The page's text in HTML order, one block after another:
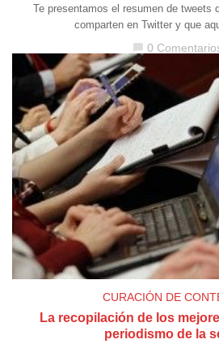
Te presentamos el resumen de tweets
comparten en Twitter y que
chat_bubble 0
CURACIÓN DE
La recopilación de los
periodismo de la